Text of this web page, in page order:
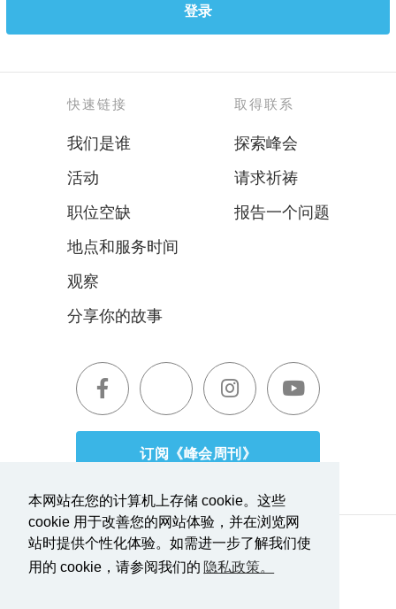
本网站在您的计算机上存储 cookie。这些
cookie 用于改善您的网站体验，并在浏览网
站时提供个性化体验。如需进一步了解我们使
用的 cookie，请参阅我们的 隐私政策。
登录
订阅《峰会周刊》
快速链接
我们是谁
活动
职位空缺
地点和服务时间
观察
分享你的故事
取得联系
探索峰会
请求祈祷
报告一个问题
服务条款|隐私政策
报道透明度